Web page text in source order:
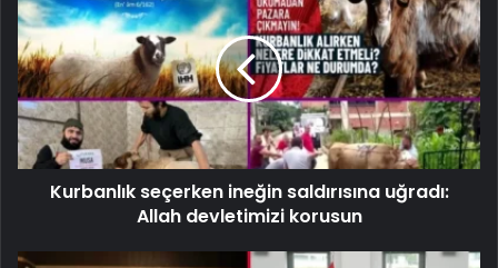
Kurbanlık seçerken ineğin saldırısına uğradı:
Allah devletimizi korusun